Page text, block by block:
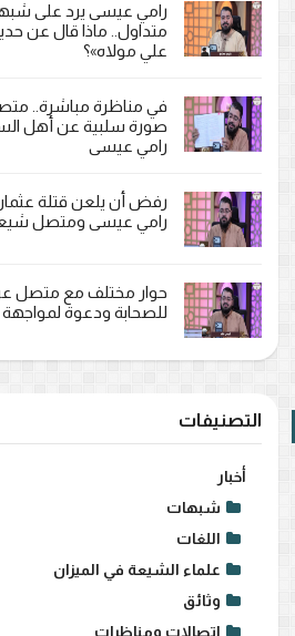
رامي عيسى يرد على
متداول.. ماذا قال عن
علي مولاه»؟
في مناظرة مباشرة..
صورة سلبية عن أهل
رامي عيسى
رفض أن يلعن قتلة
رامي عيسى ومتصل
حوار مختلف مع متصل
للصحابة ودعوة
التصنيفات
أخبار
شبهات
اللغات
علماء الشيعة في الميزان
وثائق
اتصالات ومناظرات